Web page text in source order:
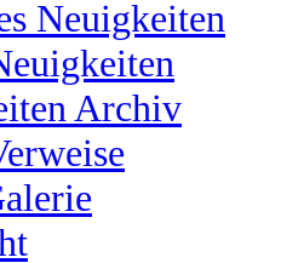
Neuigkeiten
Archiv